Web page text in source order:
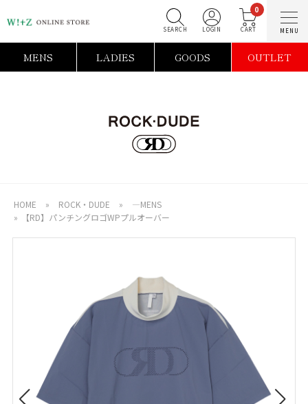
0
MENS LADIES GOODS OUTLET
HOME » ROCK・DUDE »
―MENS
»
【RD】パンチングロゴWPプルオーバー